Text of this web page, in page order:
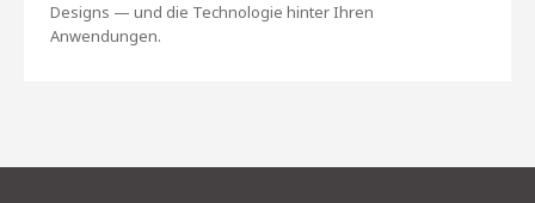
Designs — und die Technologie hinter Ihren
Anwendungen.